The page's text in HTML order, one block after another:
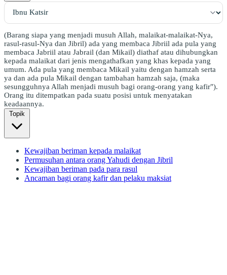
(Barang siapa yang menjadi musuh Allah, malaikat-malaikat-Nya,
rasul-rasul-Nya dan Jibril) ada yang membaca Jibriil ada pula yang
membaca Jabriil atau Jabrail (dan Mikail) diathaf atau dihubungkan
kepada malaikat dari jenis mengathafkan yang khas kepada yang
umum. Ada pula yang membaca Mikail yaitu dengan hamzah serta
ya dan ada pula Mikail dengan tambahan hamzah saja, (maka
sesungguhnya Allah menjadi musuh bagi orang-orang yang kafir").
Orang itu ditempatkan pada suatu posisi untuk menyatakan
keadaannya.
Topik
Kewajiban beriman kepada malaikat
Permusuhan antara orang Yahudi dengan Jibril
Kewajiban beriman pada para rasul
Ancaman bagi orang kafir dan pelaku maksiat